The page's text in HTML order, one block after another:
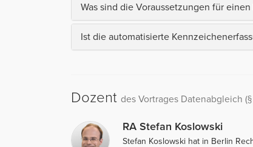
Was sind die Voraussetzungen für
Ist die automatisierte
Dozent des Vortrages Datenabgleich
RA Stefan Koslowski
Stefan Koslowski hat in Berlin